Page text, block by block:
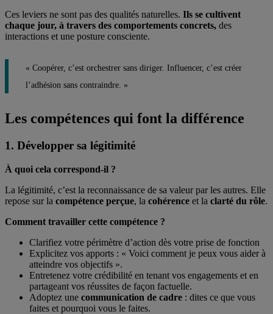
Ces leviers ne sont pas des qualités naturelles. Ils se cultivent
chaque jour, à travers des comportements concrets, des
interactions et une posture consciente.
« Coopérer, c’est orchestrer sans diriger. Influencer, c’est créer
l’adhésion sans contraindre. »
Les compétences qui font la différence
1. Développer sa légitimité
À quoi cela correspond-il ?
La légitimité, c’est la reconnaissance de sa valeur par les autres. Elle
repose sur la compétence perçue, la cohérence et la clarté du rôle.
Comment travailler cette compétence ?
Clarifiez votre périmètre d’action dès votre prise de fonction
Explicitez vos apports : « Voici comment je peux vous aider à
atteindre vos objectifs ».
Entretenez votre crédibilité en tenant vos engagements et en
partageant vos réussites de façon factuelle.
Adoptez une communication de cadre : dites ce que vous
faites et pourquoi vous le faites.